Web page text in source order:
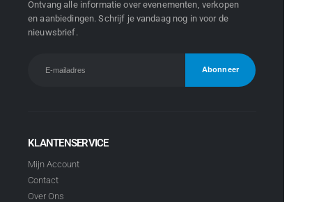
Ontvang alle informatie over evenementen, verkopen
en aanbiedingen. Schrijf je vandaag nog in voor de
nieuwsbrief.
KLANTENSERVICE
Mijn Account
Contact
Over Ons